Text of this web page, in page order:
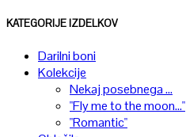
KATEGORIJE IZDELKOV
Darilni boni
Kolekcije
Nekaj posebnega ...
"Fly me to the moon..."
"Romantic"